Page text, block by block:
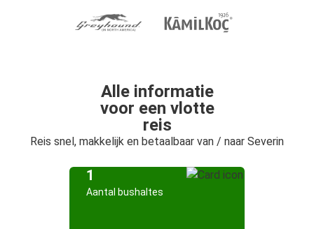
Alle informatie
voor een vlotte
reis
Reis snel, makkelijk en betaalbaar van / naar Severin
1
Aantal bushaltes